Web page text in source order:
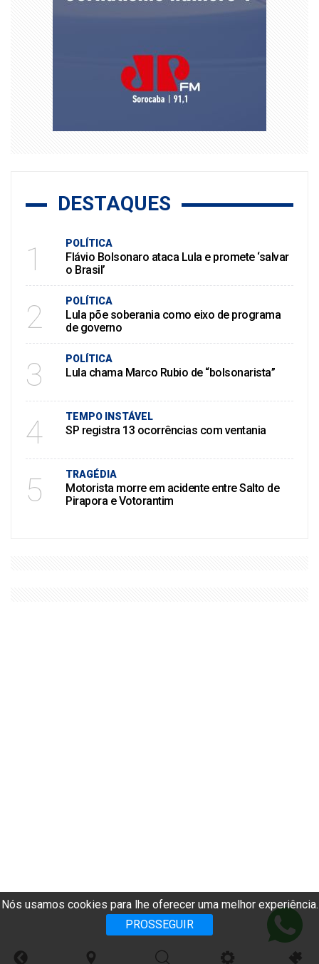
Nós usamos cookies para lhe oferecer uma melhor experiência.
PROSSEGUIR
DESTAQUES
1 POLÍTICA
Flávio Bolsonaro ataca Lula e promete ‘salvar
o Brasil’
2 POLÍTICA
Lula põe soberania como eixo de programa
de governo
3 POLÍTICA
Lula chama Marco Rubio de “bolsonarista”
4 TEMPO INSTÁVEL
SP registra 13 ocorrências com ventania
5 TRAGÉDIA
Motorista morre em acidente entre Salto de
Pirapora e Votorantim